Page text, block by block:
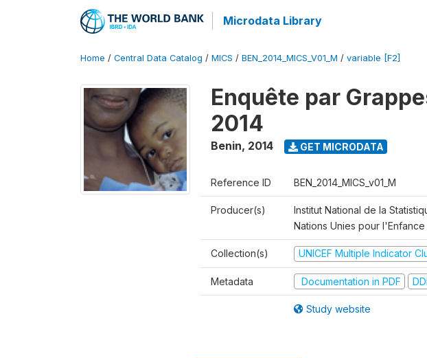
Microdata Library
Home / Central Data Catalog / MICS / BEN_2014_MICS_V01_M / variable [F2]
Enquête par
2014
Benin, 2014 GET MICRODATA
Reference ID BEN_2014_MICS_v01_M
Producer(s)
Institut National de la
Nations Unies pour l'Enfance
Collection(s) UNICEF Multiple Indicator
Metadata Documentation in PDF
Study website